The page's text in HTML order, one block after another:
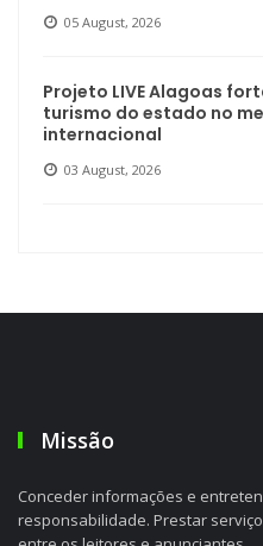
05 August, 2026
Projeto LIVE Alagoas
turismo do estado no
internacional
03 August, 2026
Missão
Conceder informações e
responsabilidade. Prestar